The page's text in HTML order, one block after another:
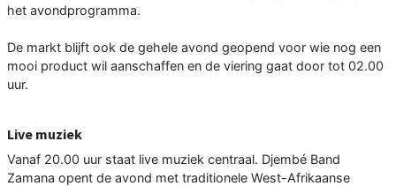
het avondprogramma.
De markt blijft ook de gehele avond geopend voor wie nog een
mooi product wil aanschaffen en de viering gaat door tot 02.00
uur.
Live muziek
Vanaf 20.00 uur staat live muziek centraal. Djembé Band
Zamana opent de avond met traditionele West-Afrikaanse